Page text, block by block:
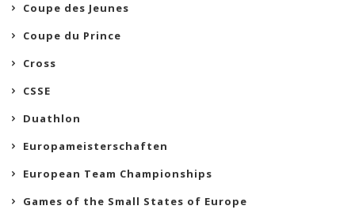
Coupe des Jeunes
Coupe du Prince
Cross
CSSE
Duathlon
Europameisterschaften
European Team Championships
Games of the Small States of Europe